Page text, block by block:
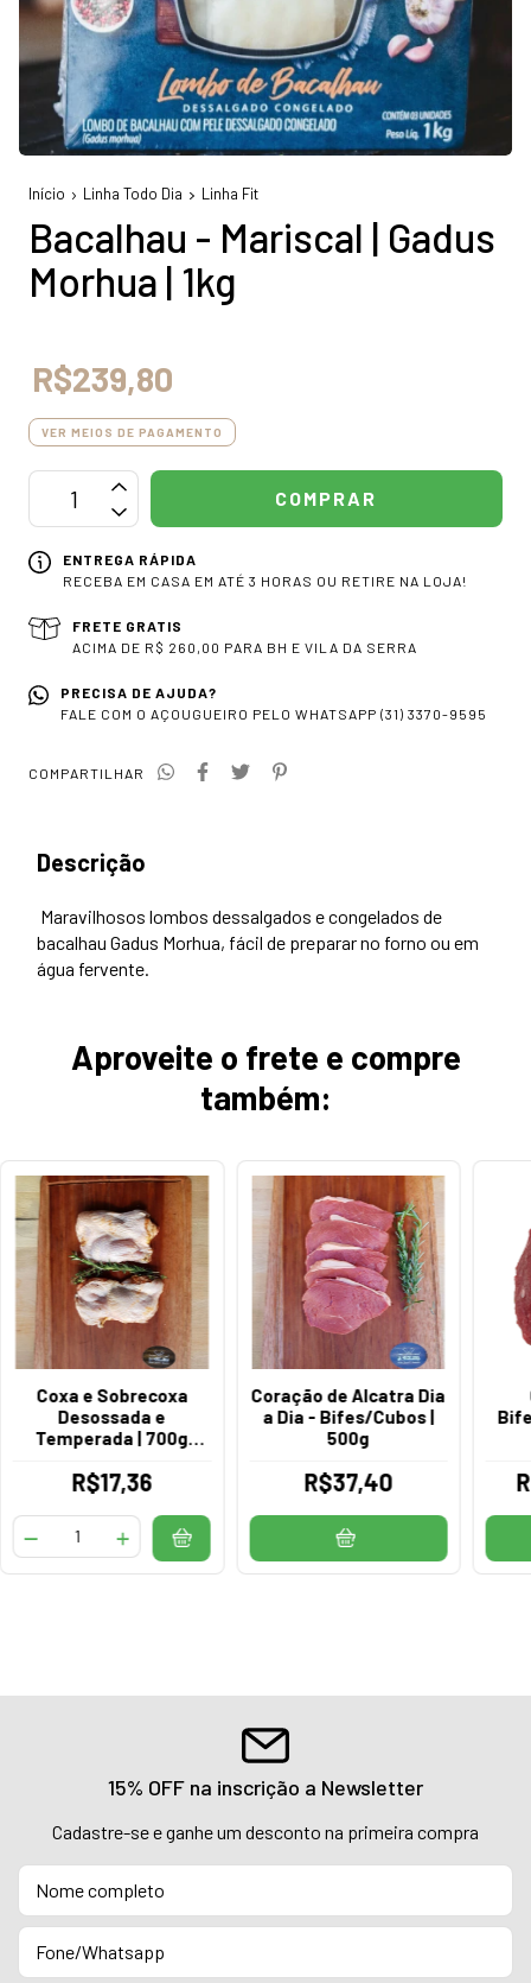
Início Linha Todo Dia Linha Fit
Bacalhau - Mariscal | Gadus
Morhua | 1kg
R$239,80
VER MEIOS DE PAGAMENTO
ENTREGA RÁPIDA
RECEBA EM CASA EM ATÉ 3 HORAS OU RETIRE NA LOJA!
FRETE GRATIS
ACIMA DE R$ 260,00 PARA BH E VILA DA SERRA
PRECISA DE AJUDA?
FALE COM O AÇOUGUEIRO PELO WHATSAPP (31) 3370-9595
COMPARTILHAR
Descrição
Maravilhosos lombos dessalgados e congelados de
bacalhau Gadus Morhua, fácil de preparar no forno ou em
água fervente.
Aproveite o frete e compre
também:
Coxa e Sobrecoxa
Desossada e
Temperada | 700g
R$17,36
Coração de Alcatra Dia
a Dia - Bifes/Cubos |
500g
R$37,40
15% OFF na inscrição a Newsletter
Cadastre-se e ganhe um desconto na primeira compra